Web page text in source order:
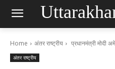
Home अंतर राष्ट्रीय प्रधानमंत्री मोदी
अंतर राष्ट्रीय